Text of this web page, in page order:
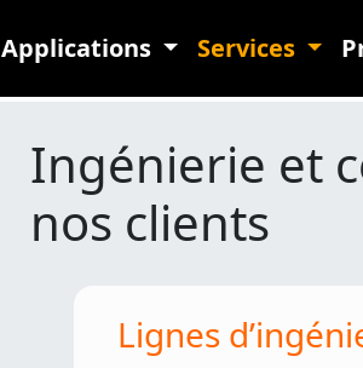
Applications Services
Ingénierie et
nos clients
Lignes